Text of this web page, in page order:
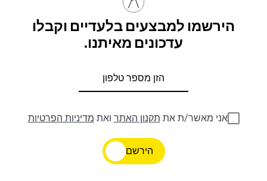
הירשמו למבצעים בלעדיים וקבלו
עדכונים מאיתנו.
אני מאשר/ת את תקנון האתר ואת מדיניות הפרטיות
הירשם